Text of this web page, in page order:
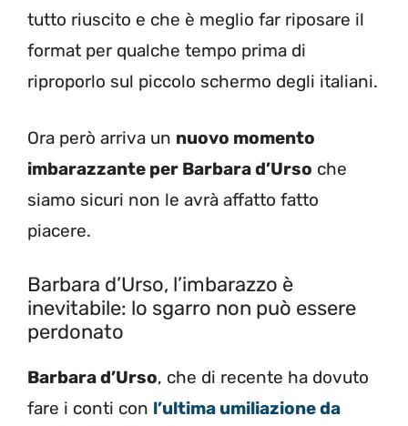
tutto riuscito e che è meglio far riposare il
format per qualche tempo prima di
riproporlo sul piccolo schermo degli italiani.
Ora però arriva un nuovo momento
imbarazzante per Barbara d’Urso che
siamo sicuri non le avrà affatto fatto
piacere.
Barbara d’Urso, l’imbarazzo è
inevitabile: lo sgarro non può essere
perdonato
Barbara d’Urso, che di recente ha dovuto
fare i conti con l’ultima umiliazione da